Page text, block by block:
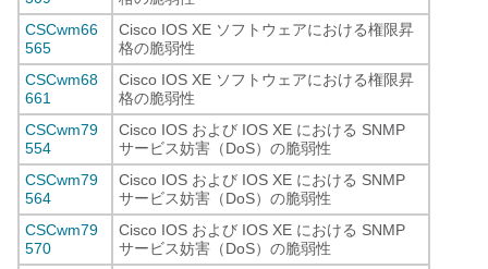
CSCwm66
565
Cisco IOS XE ソフトウェアにおける権限昇
格の脆弱性
CSCwm68
661
Cisco IOS XE ソフトウェアにおける権限昇
格の脆弱性
CSCwm79
554
Cisco IOS および IOS XE における SNMP
サービス妨害（DoS）の脆弱性
CSCwm79
564
Cisco IOS および IOS XE における SNMP
サービス妨害（DoS）の脆弱性
CSCwm79
570
Cisco IOS および IOS XE における SNMP
サービス妨害（DoS）の脆弱性